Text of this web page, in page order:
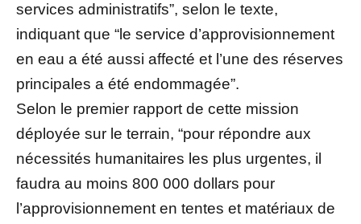
services administratifs”, selon le texte,
indiquant que “le service d’approvisionnement
en eau a été aussi affecté et l’une des réserves
principales a été endommagée”.
Selon le premier rapport de cette mission
déployée sur le terrain, “pour répondre aux
nécessités humanitaires les plus urgentes, il
faudra au moins 800 000 dollars pour
l’approvisionnement en tentes et matériaux de